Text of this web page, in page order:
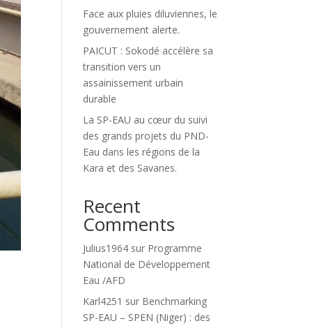
Face aux pluies diluviennes, le
gouvernement alerte.
PAICUT : Sokodé accélère sa
transition vers un
assainissement urbain
durable
La SP-EAU au cœur du suivi
des grands projets du PND-
Eau dans les régions de la
Kara et des Savanes.
Recent
Comments
Julius1964 sur Programme
National de Développement
Eau /AFD
Karl4251 sur Benchmarking
SP-EAU – SPEN (Niger) : des